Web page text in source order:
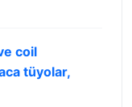
coil
tüyolar,